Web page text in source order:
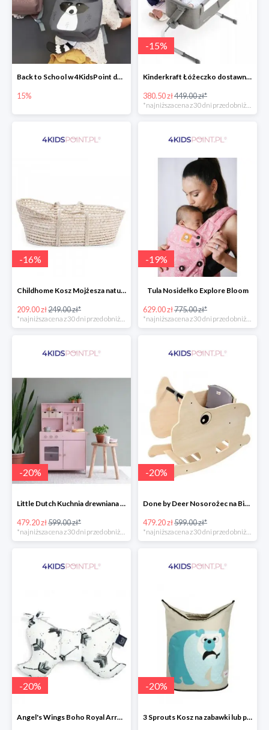
Back to School w 4KidsPoint do -15%
15%
-15%
Kinderkraft Łóżeczko dostawne aluminiowe Uno 2w1
380.50 zł449.00 zł*
*najniższa cena z 30 dni przed obniżką
-16%
Childhome Kosz Mojżesza natural
209.00 zł249.00 zł*
-19%
Tula Nosidełko Explore Bloom
629.00 zł775.00 zł*
-20%
Little Dutch Kuchnia drewniana -20%
479.20 zł599.00 zł*
*najniższa cena z 30 dni przed obniżką
-20%
Done by Deer Nosorożec na Biegunach -20%
479.20 zł599.00 zł*
*najniższa cena z 30 dni przed obniżką
-20%
Angel's Wings Boho Royal Arrows Grey La Millou -20%
-20%
3 Sprouts Kosz na zabawki lub pranie Miś Polarny -20%